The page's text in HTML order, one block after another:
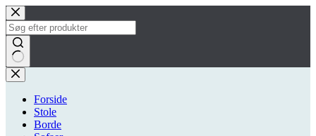
Fortsæt
til
indhold
Ingen
resultater
Forside
Stole
Borde